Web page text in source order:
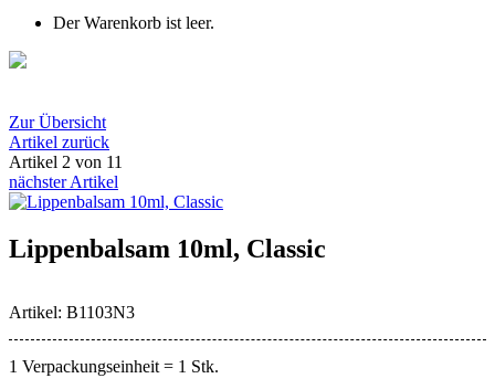
Der Warenkorb ist leer.
Zur Übersicht
Artikel zurück
Artikel 2 von 11
nächster Artikel
Lippenbalsam 10ml, Classic
Artikel: B1103N3
1 Verpackungseinheit = 1 Stk.